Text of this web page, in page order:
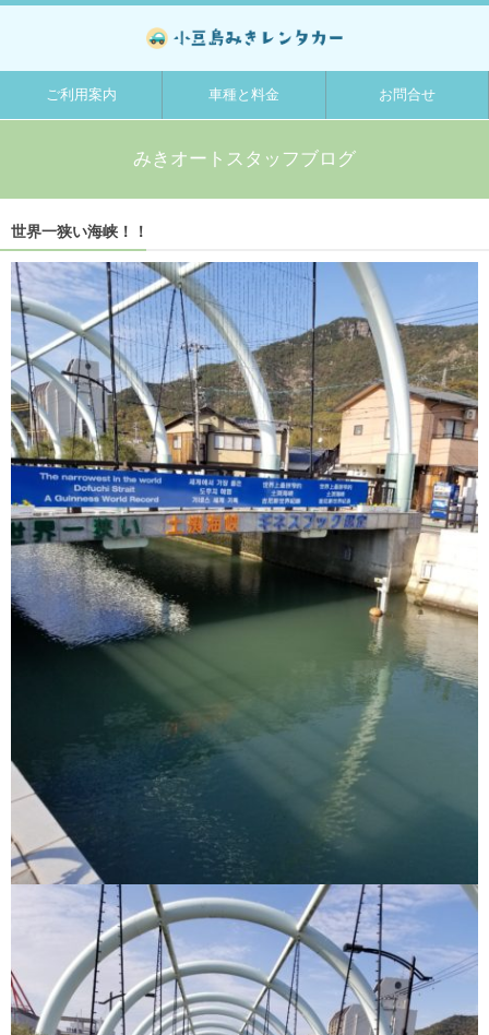
ご利用案内 車種と料金 お問合せ
みきオートスタッフブログ
世界一狭い海峡！！